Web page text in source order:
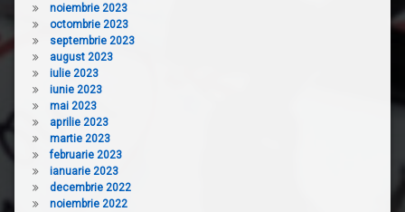
noiembrie 2023
octombrie 2023
septembrie 2023
august 2023
iulie 2023
iunie 2023
mai 2023
aprilie 2023
martie 2023
februarie 2023
ianuarie 2023
decembrie 2022
noiembrie 2022